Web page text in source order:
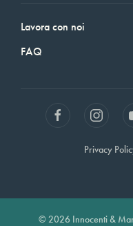
Lavora con noi
FAQ
Privacy
© 2026 Innocenti &